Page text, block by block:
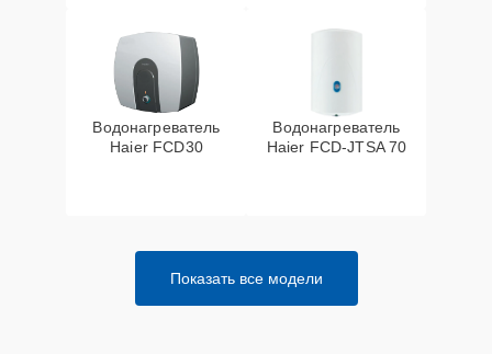
Водонагреватель
Haier FCD30
Водонагреватель
Haier FCD-JTSA 70
Показать все модели